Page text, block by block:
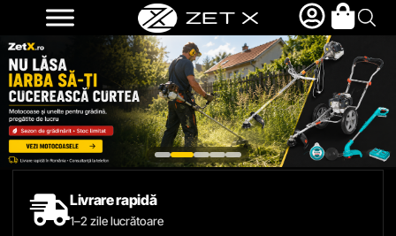
Livrare rapidă
1–2 zile lucrătoare